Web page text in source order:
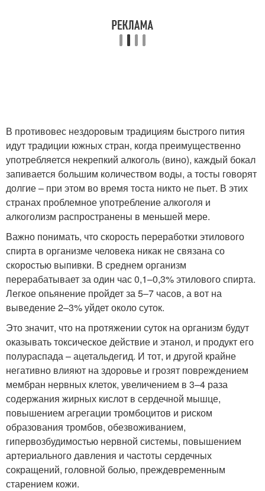
В противовес нездоровым традициям быстрого пития
идут традиции южных стран, когда преимущественно
употребляется некрепкий алкоголь (вино), каждый бокал
запивается большим количеством воды, а тосты говорят
долгие – при этом во время тоста никто не пьет. В этих
странах проблемное употребление алкоголя и
алкоголизм распространены в меньшей мере.
Важно понимать, что скорость переработки этилового
спирта в организме человека никак не связана со
скоростью выпивки. В среднем организм
перерабатывает за один час 0,1–0,3% этилового спирта.
Легкое опьянение пройдет за 5–7 часов, а вот на
выведение 2–3% уйдет около суток.
Это значит, что на протяжении суток на организм будут
оказывать токсическое действие и этанол, и продукт его
полураспада – ацетальдегид. И тот, и другой крайне
негативно влияют на здоровье и грозят повреждением
мембран нервных клеток, увеличением в 3–4 раза
содержания жирных кислот в сердечной мышце,
повышением агрегации тромбоцитов и риском
образования тромбов, обезвоживанием,
гипервозбудимостью нервной системы, повышением
артериального давления и частоты сердечных
сокращений, головной болью, преждевременным
старением кожи.